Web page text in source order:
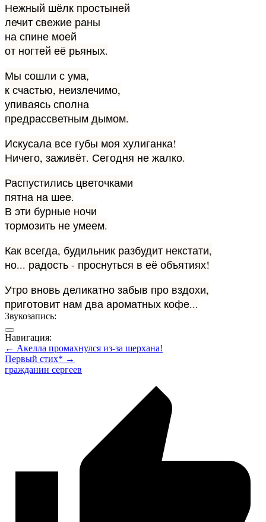
Нежный шёлк простыней
лечит свежие раны
на спине моей
от ногтей её рьяных.
Мы сошли с ума,
к счастью, неизлечимо,
упиваясь сполна
предрассветным дымом.
Искусала все губы моя хулиганка!
Ничего, заживёт. Сегодня не жалко.
Распустились цветочками
пятна на шее.
В эти бурные ночи
тормозить не умеем.
Как всегда, будильник разбудит некстати,
но... радость - проснуться в её объятиях!
Утро вновь деликатно забыв про вздохи,
приготовит нам два ароматных кофе...
Звукозапись:
Навигация:
← Акелла промахнулся из-за шерхана!
Первый стих* →
гражданин сергеев